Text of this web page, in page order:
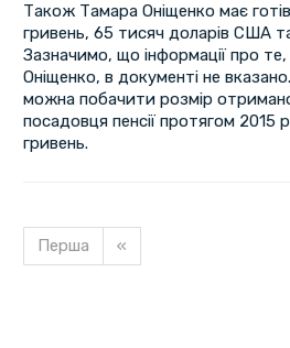
Також Тамара Оніщенко має
гривень, 65 тисяч доларів США
Зазначимо, що інформації про
Оніщенко, в документі не
можна побачити розмір
посадовця пенсії протягом 2015
гривень.
Перша «